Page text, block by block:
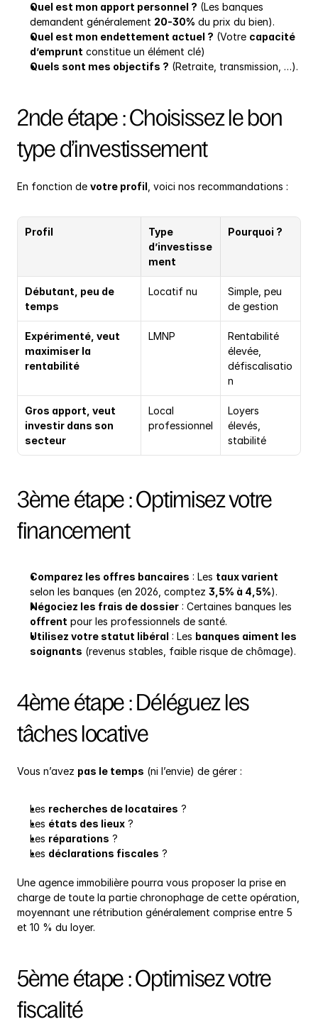
Quel est mon apport personnel ? (Les banques
demandent généralement 20-30% du prix du bien).
Quel est mon endettement actuel ? (Votre capacité
d’emprunt constitue un élément clé)
Quels sont mes objectifs ? (Retraite, transmission, …).
2nde étape : Choisissez le bon
type d’investissement
En fonction de votre profil , voici nos recommandations :
Profil
Type
d’investisse
ment
Pourquoi ?
Débutant, peu de
temps
Locatif nu
Simple, peu
de gestion
Expérimenté, veut
maximiser la
rentabilité
LMNP
Rentabilité
élevée,
défiscalisatio
n
Gros apport, veut
investir dans son
secteur
Local
professionnel
Loyers
élevés,
stabilité
3ème étape : Optimisez votre
financement
Comparez les offres bancaires : Les taux varient
selon les banques (en 2026, comptez 3,5% à 4,5%).
Négociez les frais de dossier
offrent pour les professionnels de santé.
Utilisez votre statut libéral : Les banques aiment les
soignants (revenus stables, faible risque de chômage).
4ème étape : Déléguez les
tâches locative
Vous n’avez pas le temps (ni l’envie) de gérer :
Les recherches de locataires ?
Les états des lieux ?
Les réparations ?
Les déclarations fiscales ?
Une agence immobilière pourra vous proposer la prise en
charge de toute la partie chronophage de cette opération,
moyennant une rétribution généralement comprise entre 5
et 10 % du loyer.
5ème étape : Optimisez votre
fiscalité